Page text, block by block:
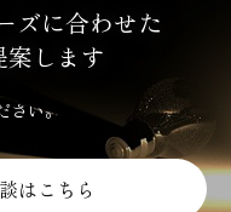
ズに合わせた
します
さい。
はこちら